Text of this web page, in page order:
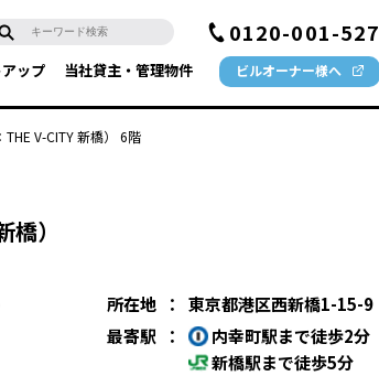
0120-001-527
ップ 当社貸主・管理物件 ビルオーナー様へ
V-CITY 新橋） 6階
）
所在地 ：
東京都港区西新橋1-15-9
最寄駅
：
内幸町駅まで徒歩2分
新橋駅まで徒歩5分